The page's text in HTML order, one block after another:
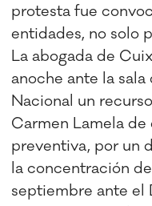
protesta fue
entidades, no solo
La abogada de
anoche ante la
Nacional un
Carmen Lamela
preventiva, por un
la concentración
septiembre ante el